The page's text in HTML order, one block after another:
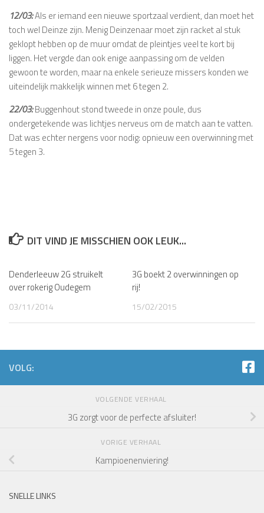
12/03:Als er iemand een nieuwe sportzaal verdient, dan moet het
toch wel Deinze zijn. Menig Deinzenaar moet zijn racket al stuk
geklopt hebben op de muur omdat de pleintjes veel te kort bij
liggen. Het vergde dan ook enige aanpassing om de velden
gewoon te worden, maar na enkele serieuze missers konden we
uiteindelijk makkelijk winnen met 6 tegen 2.
22/03:Buggenhout stond tweede in onze poule, dus
ondergetekende was lichtjes nerveus om de match aan te vatten.
Dat was echter nergens voor nodig: opnieuw een overwinning met
5 tegen 3.
DIT VIND JE MISSCHIEN OOK LEUK...
Denderleeuw 2G struikelt
over rokerig Oudegem
03/11/2014
3G boekt 2 overwinningen op
rij!
15/02/2015
VOLG:
VOLGENDE VERHAAL
3G zorgt voor de perfecte afsluiter!
VORIGE VERHAAL
Kampioenenviering!
SNELLE LINKS